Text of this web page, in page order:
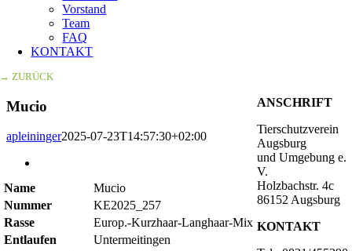
Vorstand
Team
FAQ
KONTAKT
→ ZURÜCK
Mucio
apleininger2025-07-23T14:57:30+02:00
Name
Mucio
Nummer
KE2025_257
Rasse
Europ.-Kurzhaar-Langhaar-Mix
Entlaufen
Untermeitingen
ANSCHRIFT
Tierschutzverein
Augsburg
und Umgebung e.
V.
Holzbachstr. 4c
86152 Augsburg
KONTAKT